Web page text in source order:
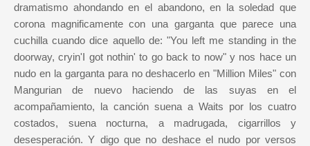
dramatismo ahondando en el abandono, en la soledad que
corona magnificamente con una garganta que parece una
cuchilla cuando dice aquello de: "You left me standing in the
doorway, cryin'I got nothin' to go back to now" y nos hace un
nudo en la garganta para no deshacerlo en "Million Miles" con
Mangurian de nuevo haciendo de las suyas en el
acompañamiento, la canción suena a Waits por los cuatro
costados, suena nocturna, a madrugada, cigarrillos y
desesperación. Y digo que no deshace el nudo por versos